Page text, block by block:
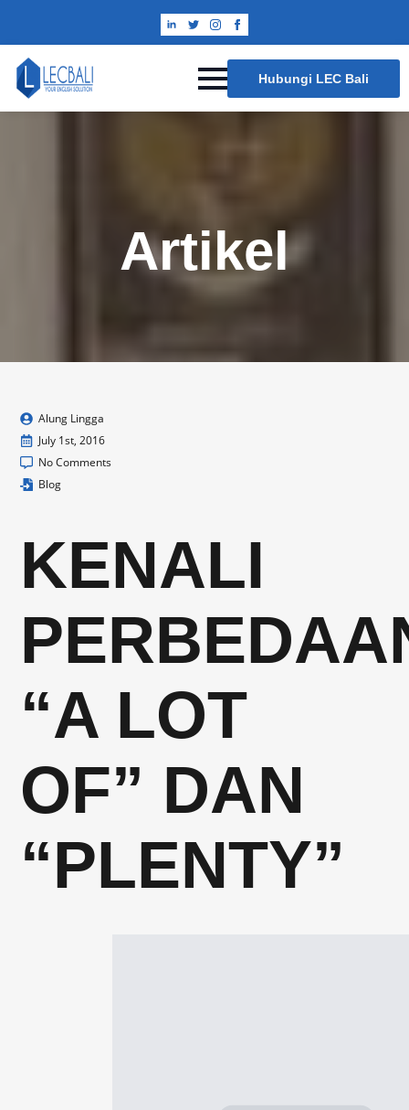
Hubungi LEC Bali
Artikel
Alung Lingga
July 1st, 2016
No Comments
Blog
KENALI
“A LOT
OF” DAN
“PLENTY”